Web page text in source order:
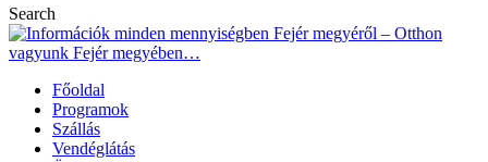
Search
Főoldal
Programok
Szállás
Vendéglátás